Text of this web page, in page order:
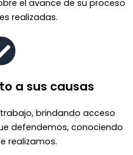
el avance de su proceso
realizadas.
a sus causas
brindando acceso
defendemos, conociendo
realizamos.